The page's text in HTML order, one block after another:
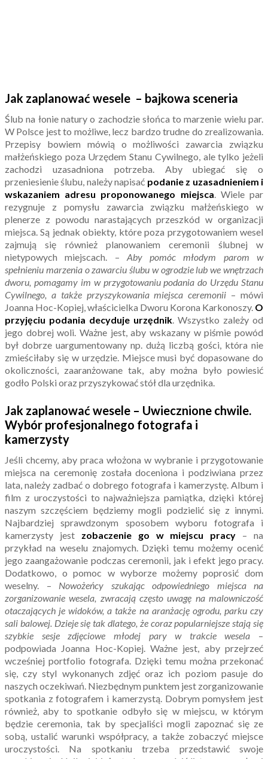
Jak zaplanować wesele – bajkowa sceneria
Ślub na łonie natury o zachodzie słońca to marzenie wielu par.
W Polsce jest to możliwe, lecz bardzo trudne do zrealizowania.
Przepisy bowiem mówią o możliwości zawarcia związku
małżeńskiego poza Urzędem Stanu Cywilnego, ale tylko jeżeli
zachodzi uzasadniona potrzeba. Aby ubiegać się o
przeniesienie ślubu, należy napisać podanie z uzasadnieniem i
wskazaniem adresu proponowanego miejsca. Wiele par
rezygnuje z pomysłu zawarcia związku małżeńskiego w
plenerze z powodu narastających przeszkód w organizacji
miejsca. Są jednak obiekty, które poza przygotowaniem wesel
zajmują się również planowaniem ceremonii ślubnej w
nietypowych miejscach. – Aby pomóc młodym parom w
spełnieniu marzenia o zawarciu ślubu w ogrodzie lub we wnętrzach
dworu, pomagamy im w przygotowaniu podania do Urzędu Stanu
Cywilnego, a także przyszykowania miejsca ceremonii – mówi
Joanna Hoc-Kopiej, właścicielka Dworu Korona Karkonoszy. O
przyjęciu podania decyduje urzędnik. Wszystko zależy od
jego dobrej woli. Ważne jest, aby wskazany w piśmie powód
był dobrze uargumentowany np. dużą liczbą gości, która nie
zmieściłaby się w urzędzie. Miejsce musi być dopasowane do
okoliczności, zaaranżowane tak, aby można było powiesić
godło Polski oraz przyszykować stół dla urzędnika.
Jak zaplanować wesele – Uwiecznione chwile.
Wybór profesjonalnego fotografa i
kamerzysty
Jeśli chcemy, aby praca włożona w wybranie i przygotowanie
miejsca na ceremonię została doceniona i podziwiana przez
lata, należy zadbać o dobrego fotografa i kamerzystę. Album i
film z uroczystości to najważniejsza pamiątka, dzięki której
naszym szczęściem będziemy mogli podzielić się z innymi.
Najbardziej sprawdzonym sposobem wyboru fotografa i
kamerzysty jest zobaczenie go w miejscu pracy – na
przykład na weselu znajomych. Dzięki temu możemy ocenić
jego zaangażowanie podczas ceremonii, jak i efekt jego pracy.
Dodatkowo, o pomoc w wyborze możemy poprosić dom
weselny. – Nowożeńcy szukając odpowiedniego miejsca na
zorganizowanie wesela, zwracają często uwagę na malowniczość
otaczających je widoków, a także na aranżację ogrodu, parku czy
sali balowej. Dzieje się tak dlatego, że coraz popularniejsze stają się
szybkie sesje zdjęciowe młodej pary w trakcie wesela –
podpowiada Joanna Hoc-Kopiej. Ważne jest, aby przejrzeć
wcześniej portfolio fotografa. Dzięki temu można przekonać
się, czy styl wykonanych zdjęć oraz ich poziom pasuje do
naszych oczekiwań. Niezbędnym punktem jest zorganizowanie
spotkania z fotografem i kamerzystą. Dobrym pomysłem jest
również, aby to spotkanie odbyło się w miejscu, w którym
będzie ceremonia, tak by specjaliści mogli zapoznać się ze
sobą, ustalić warunki współpracy, a także zobaczyć miejsce
uroczystości. Na spotkaniu trzeba przedstawić swoje